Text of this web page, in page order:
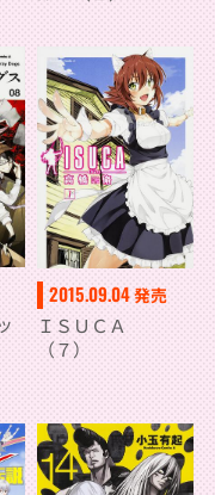
2015.09.04発売
ＩＳＵＣＡ
（７）